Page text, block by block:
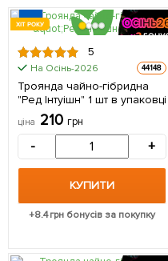
ХІТ РОКУ
5
На Осінь-2026 44148
Троянда чайно-гібридна
"Ред Інтуішн" 1 шт в упаковці
ціна 210 грн
- +
КУПИТИ
+8.4грн бонусів за покупку